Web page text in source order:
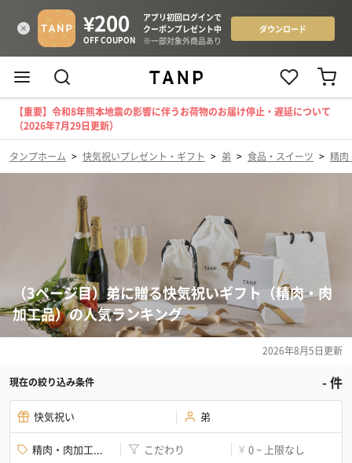
【重要】令和8年熊本地震の影響に伴うお荷物のお届け停止・遅延について
（2026年7月29日更新）
タンプホーム > 快気祝いプレゼント・ギフト > 弟 > 食品・スイーツ > 精肉
（3ページ目）弟に贈る快気祝いギフト（精肉・肉
加工品）の人気ランキング
2026年8月5日更新
現在の絞り込み条件 -件
快気祝い 弟
精肉・肉加工... こだわり ¥ 0 ~ 上限なし